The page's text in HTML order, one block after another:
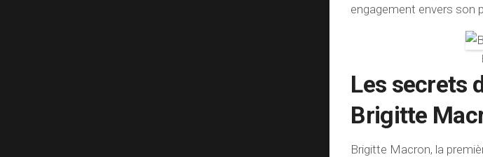
engagement envers son
Les secrets
Brigitte
Brigitte Macron, la